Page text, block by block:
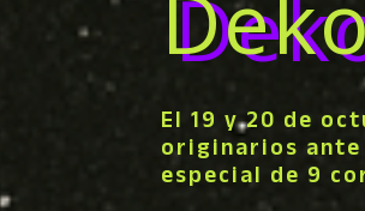
El 19 y 20 de
originarios ante
especial de 9